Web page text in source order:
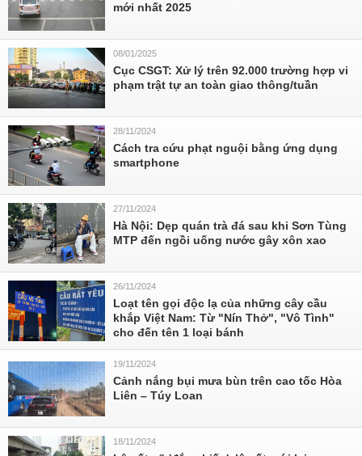
mới nhất 2025
08/01/2025
Cục CSGT: Xử lý trên 92.000 trường hợp vi
phạm trật tự an toàn giao thông/tuần
28/11/2024
Cách tra cứu phạt nguội bằng ứng dụng
smartphone
27/11/2024
Hà Nội: Dẹp quán trà đá sau khi Sơn Tùng
MTP đến ngồi uống nước gây xôn xao
26/11/2024
Loạt tên gọi độc lạ của những cây cầu
khắp Việt Nam: Từ "Nín Thở", "Vô Tình"
cho đến tên 1 loại bánh
19/11/2024
Cảnh nắng bụi mưa bùn trên cao tốc Hòa
Liên – Túy Loan
18/11/2024